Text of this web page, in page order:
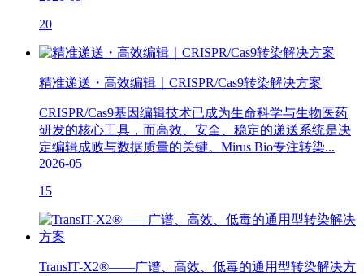
20
精准递送・高效编辑｜CRISPR/Cas9转染解决方案
CRISPR/Cas9基因编辑技术已成为生命科学与生物医药
研发的核心工具，而高效、安全、稳定的递送系统是决
定编辑成败与数据质量的关键。Mirus Bio专注转染...
2026-05
15
TransIT-X2®——广谱、高效、低毒的通用型转染解决方